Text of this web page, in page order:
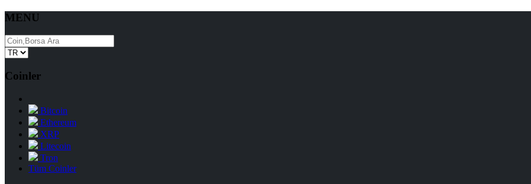
MENU
Coinler
Bitcoin
Ethereum
XRP
Litecoin
Tron
Tüm Coinler